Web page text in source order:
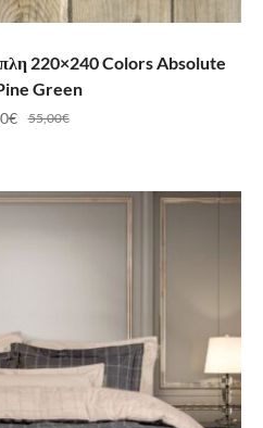
ΣΤΟ ΚΑΛΆΘΙ
220×240 Colors Absolute
Green
55,00€
€